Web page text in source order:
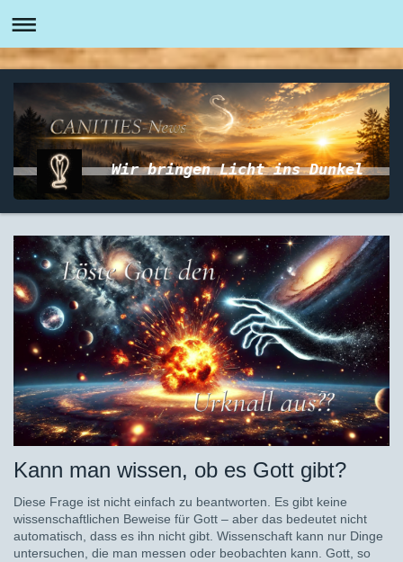
Wir bringen Licht ins Dunkel
Kann man wissen, ob es Gott gibt?
Diese Frage ist nicht einfach zu beantworten. Es gibt keine
wissenschaftlichen Beweise für Gott – aber das bedeutet nicht
automatisch, dass es ihn nicht gibt. Wissenschaft kann nur Dinge
untersuchen, die man messen oder beobachten kann. Gott, so